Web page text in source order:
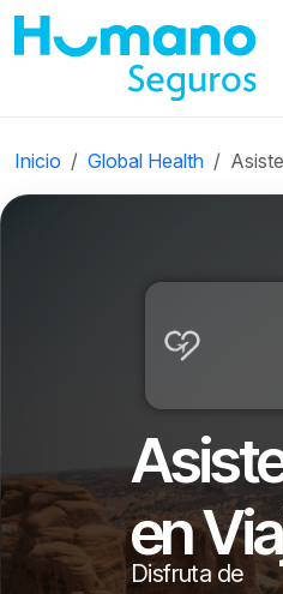
Inicio Global Health
en
Disfruta de